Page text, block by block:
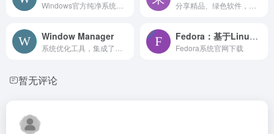
Window Manager Fedora：基于Linux的操作系统
Fedora系统官网下载
暂无评论